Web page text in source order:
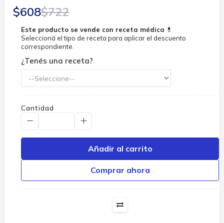
$608$722
Este producto se vende con receta médica 💊
Seleccioná el tipo de receta para aplicar el descuento
correspondiente.
¿Tenés una receta?
Cantidad
Añadir al carrito
Comprar ahora